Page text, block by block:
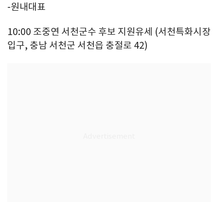
-원내대표
10:00 조중연 서천군수 후보 지원유세 (서천특화시장
입구, 충남 서천군 서천읍 충절로 42)